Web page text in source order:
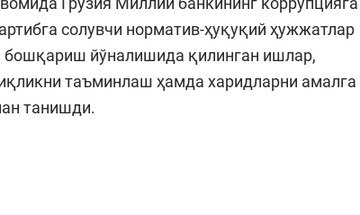
солувчи норматив-ҳуқуқий ҳужжатлар
йўналишида қилинган ишлар,
таъминлаш ҳамда харидларни амалга
танишди.